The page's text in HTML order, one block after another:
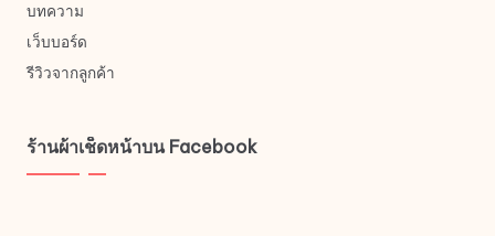
บทความ
เว็บบอร์ด
รีวิวจากลูกค้า
ร้านผ้าเช็ดหน้าบน Facebook